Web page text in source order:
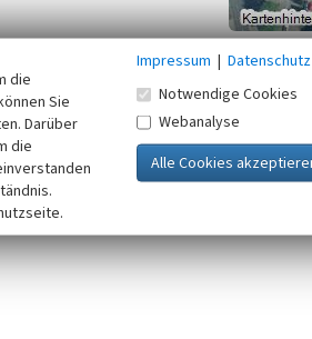
Abschnitt
Wand, ganz
oben
Landwirtschaftlichen
die
Sie
Darüber
die
Impressum | Datenschutz
Notwendige Cookies
Webanalyse